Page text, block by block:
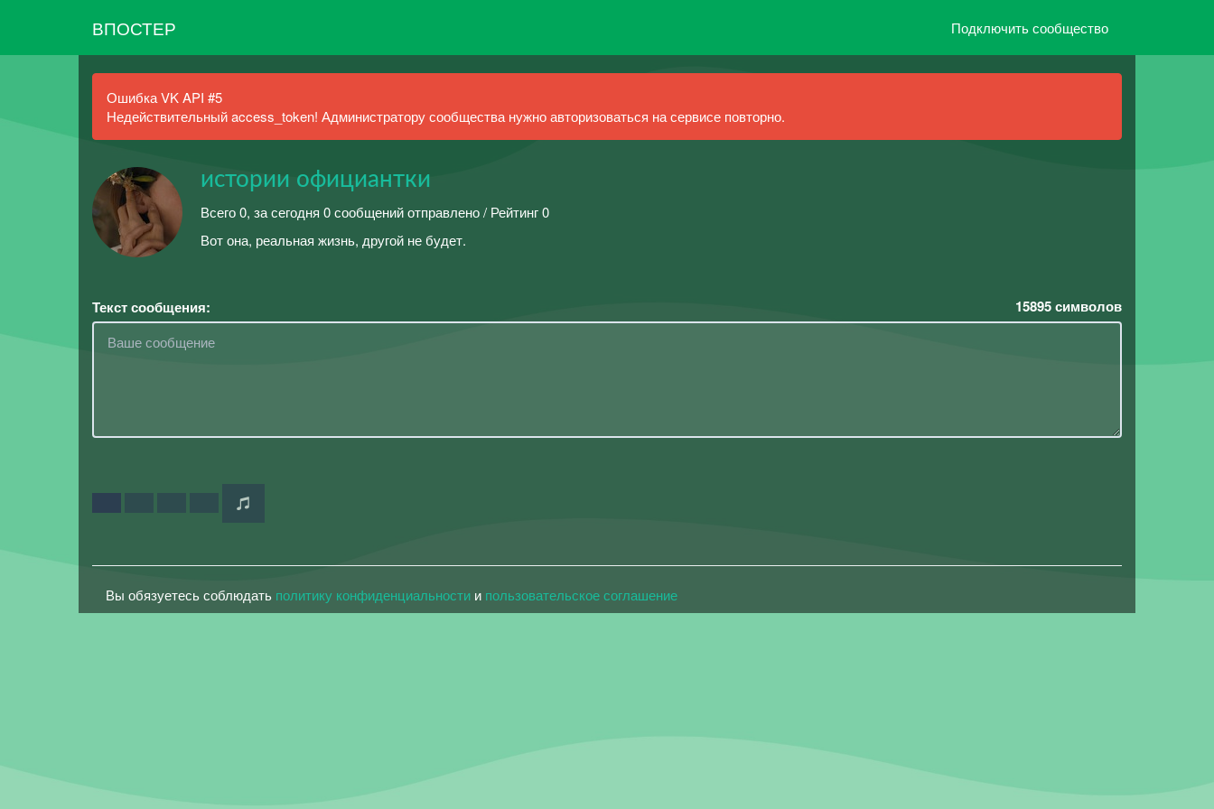
ВПОСТЕР Подключить сообщество
Ошибка VK API #5
Недействительный access_token! Администратору сообщества нужно авторизоваться на сервисе повторно.
истории официантки
Всего 0, за сегодня 0 сообщений отправлено / Рейтинг 0
Вот она, реальная жизнь, другой не будет.
Текст сообщения: 15895символов
Вы обязуетесь соблюдать политику конфиденциальности и пользовательское соглашение